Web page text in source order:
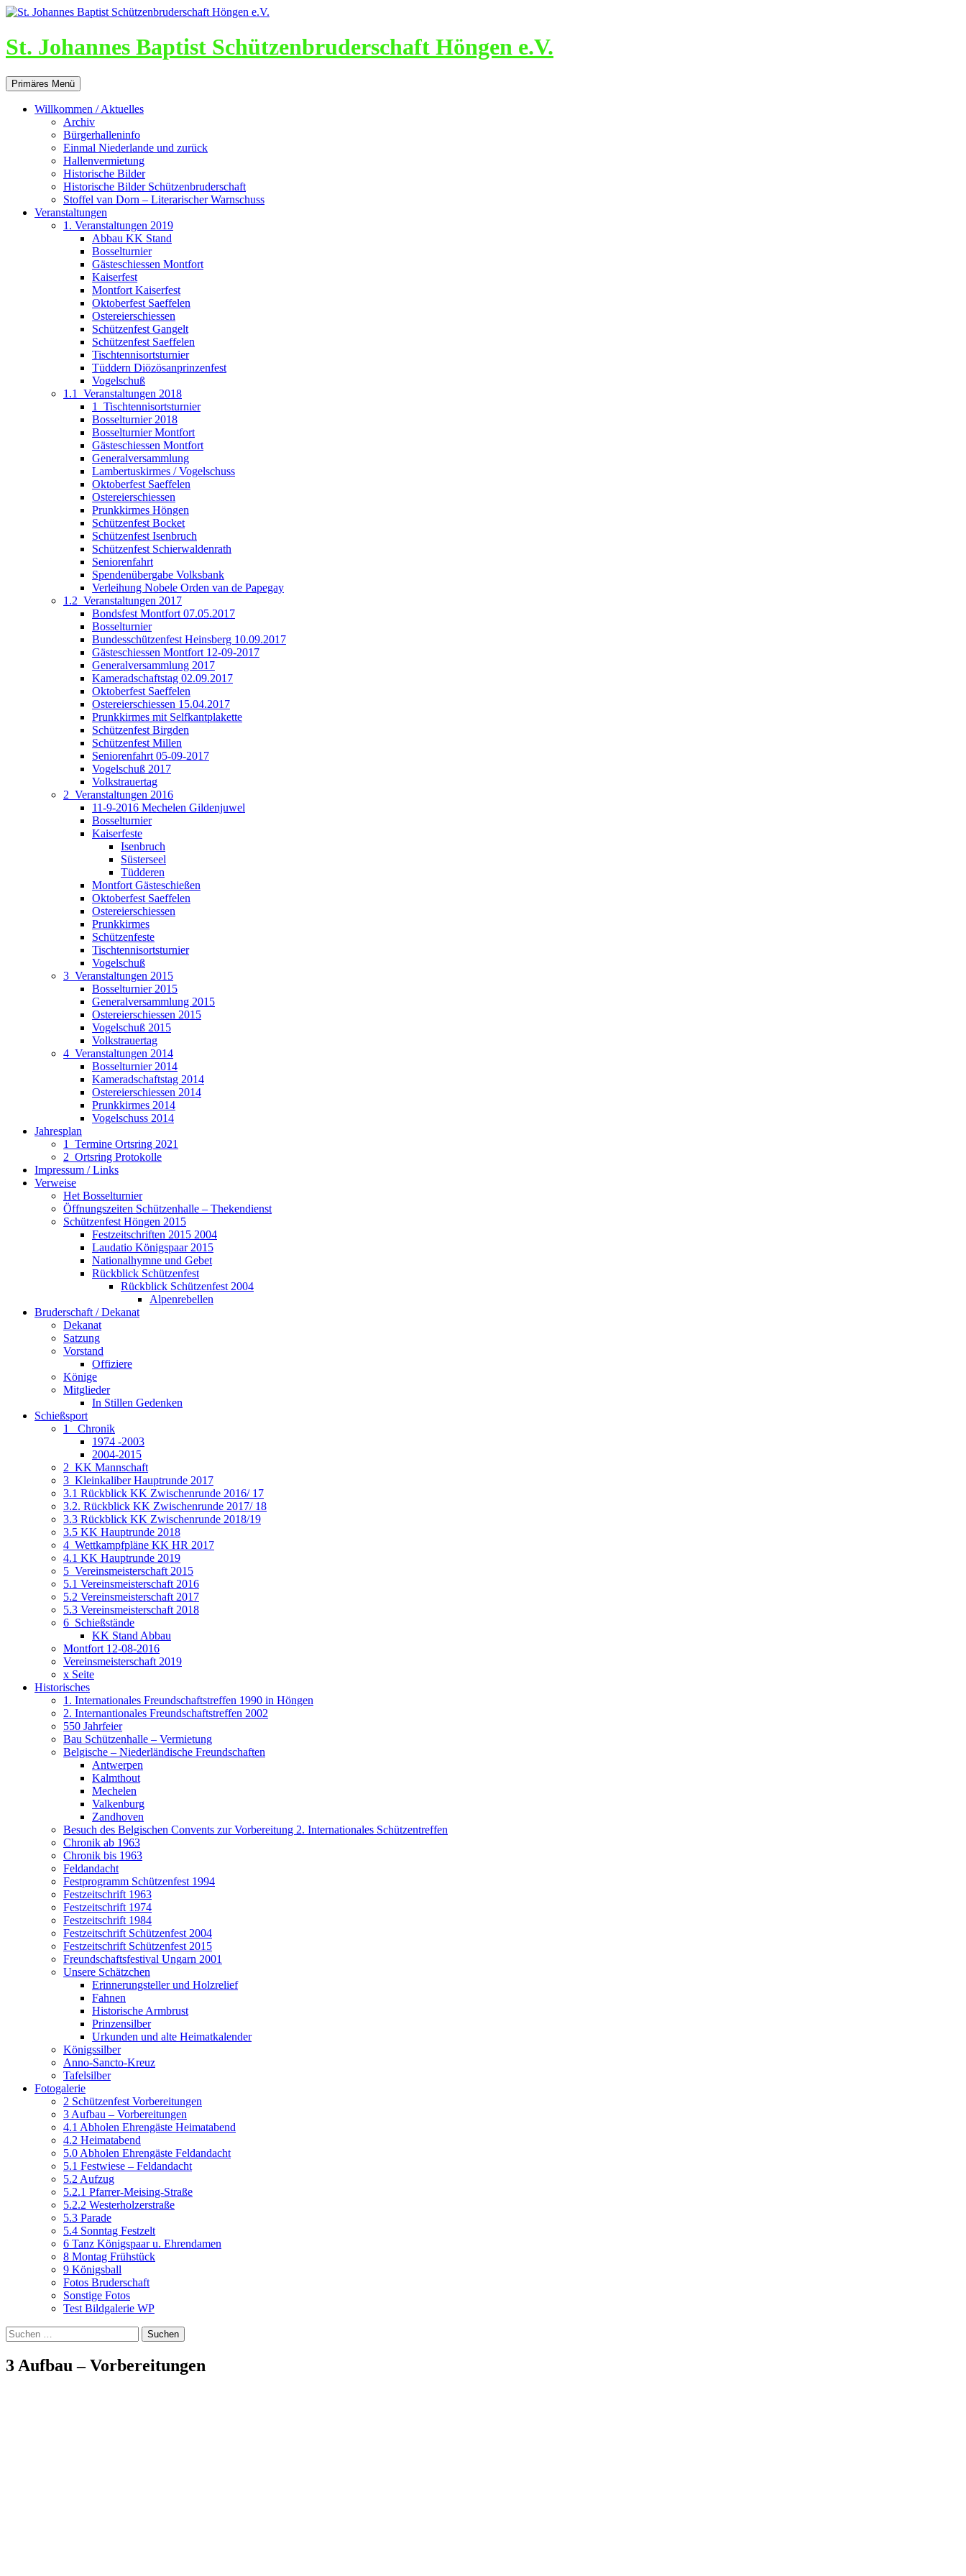
St. Johannes Baptist Schützenbruderschaft Höngen e.V.
Suchen
Primäres Menü Zum
Inhalt
springen
Willkommen / Aktuelles
Archiv
Bürgerhalleninfo
Einmal Niederlande und zurück
Hallenvermietung
Historische Bilder
Historische Bilder Schützenbruderschaft
Stoffel van Dorn – Literarischer Warnschuss
Veranstaltungen
1. Veranstaltungen 2019
Abbau KK Stand
Bosselturnier
Gästeschiessen Montfort
Kaiserfest
Montfort Kaiserfest
Oktoberfest Saeffelen
Ostereierschiessen
Schützenfest Gangelt
Schützenfest Saeffelen
Tischtennisortsturnier
Tüddern Diözösanprinzenfest
Vogelschuß
1.1_Veranstaltungen 2018
1_Tischtennisortsturnier
Bosselturnier 2018
Bosselturnier Montfort
Gästeschiessen Montfort
Generalversammlung
Lambertuskirmes / Vogelschuss
Oktoberfest Saeffelen
Ostereierschiessen
Prunkkirmes Höngen
Schützenfest Bocket
Schützenfest Isenbruch
Schützenfest Schierwaldenrath
Seniorenfahrt
Spendenübergabe Volksbank
Verleihung Nobele Orden van de Papegay
1.2_Veranstaltungen 2017
Bondsfest Montfort 07.05.2017
Bosselturnier
Bundesschützenfest Heinsberg 10.09.2017
Gästeschiessen Montfort 12-09-2017
Generalversammlung 2017
Kameradschaftstag 02.09.2017
Oktoberfest Saeffelen
Ostereierschiessen 15.04.2017
Prunkkirmes mit Selfkantplakette
Schützenfest Birgden
Schützenfest Millen
Seniorenfahrt 05-09-2017
Vogelschuß 2017
Volkstrauertag
2_Veranstaltungen 2016
11-9-2016 Mechelen Gildenjuwel
Bosselturnier
Kaiserfeste
Isenbruch
Süsterseel
Tüdderen
Montfort Gästeschießen
Oktoberfest Saeffelen
Ostereierschiessen
Prunkkirmes
Schützenfeste
Tischtennisortsturnier
Vogelschuß
3_Veranstaltungen 2015
Bosselturnier 2015
Generalversammlung 2015
Ostereierschiessen 2015
Vogelschuß 2015
Volkstrauertag
4_Veranstaltungen 2014
Bosselturnier 2014
Kameradschaftstag 2014
Ostereierschiessen 2014
Prunkkirmes 2014
Vogelschuss 2014
Jahresplan
1_Termine Ortsring 2021
2_Ortsring Protokolle
Impressum / Links
Verweise
Het Bosselturnier
Öffnungszeiten Schützenhalle – Thekendienst
Schützenfest Höngen 2015
Festzeitschriften 2015 2004
Laudatio Königspaar 2015
Nationalhymne und Gebet
Rückblick Schützenfest
Rückblick Schützenfest 2004
Alpenrebellen
Bruderschaft / Dekanat
Dekanat
Satzung
Vorstand
Offiziere
Könige
Mitglieder
In Stillen Gedenken
Schießsport
1_ Chronik
1974 -2003
2004-2015
2_KK Mannschaft
3_Kleinkaliber Hauptrunde 2017
3.1 Rückblick KK Zwischenrunde 2016/ 17
3.2. Rückblick KK Zwischenrunde 2017/ 18
3.3 Rückblick KK Zwischenrunde 2018/19
3.5 KK Hauptrunde 2018
4_Wettkampfpläne KK HR 2017
4.1 KK Hauptrunde 2019
5_Vereinsmeisterschaft 2015
5.1 Vereinsmeisterschaft 2016
5.2 Vereinsmeisterschaft 2017
5.3 Vereinsmeisterschaft 2018
6_Schießstände
KK Stand Abbau
Montfort 12-08-2016
Vereinsmeisterschaft 2019
x Seite
Historisches
1. Internationales Freundschaftstreffen 1990 in Höngen
2. Internantionales Freundschaftstreffen 2002
550 Jahrfeier
Bau Schützenhalle – Vermietung
Belgische – Niederländische Freundschaften
Antwerpen
Kalmthout
Mechelen
Valkenburg
Zandhoven
Besuch des Belgischen Convents zur Vorbereitung 2. Internationales Schützentreffen
Chronik ab 1963
Chronik bis 1963
Feldandacht
Festprogramm Schützenfest 1994
Festzeitschrift 1963
Festzeitschrift 1974
Festzeitschrift 1984
Festzeitschrift Schützenfest 2004
Festzeitschrift Schützenfest 2015
Freundschaftsfestival Ungarn 2001
Unsere Schätzchen
Erinnerungsteller und Holzrelief
Fahnen
Historische Armbrust
Prinzensilber
Urkunden und alte Heimatkalender
Königssilber
Anno-Sancto-Kreuz
Tafelsilber
Fotogalerie
2 Schützenfest Vorbereitungen
3 Aufbau – Vorbereitungen
4.1 Abholen Ehrengäste Heimatabend
4.2 Heimatabend
5.0 Abholen Ehrengäste Feldandacht
5.1 Festwiese – Feldandacht
5.2 Aufzug
5.2.1 Pfarrer-Meising-Straße
5.2.2 Westerholzerstraße
5.3 Parade
5.4 Sonntag Festzelt
6 Tanz Königspaar u. Ehrendamen
8 Montag Frühstück
9 Königsball
Fotos Bruderschaft
Sonstige Fotos
Test Bildgalerie WP
Suchen
nach:
3 Aufbau – Vorbereitungen